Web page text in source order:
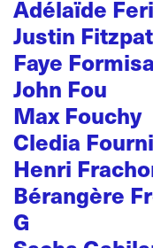
Adélaïde
Justin
Faye
John Fou
Max Fouchy
Cledia
Henri
Bérangère
G